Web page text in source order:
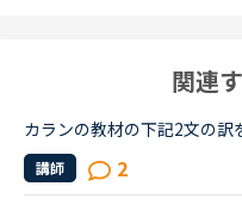
関連
講師 2